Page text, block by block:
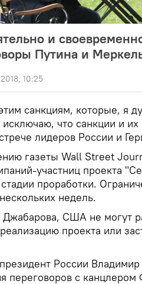
и
Путина и
10:25
санкциям, которые, я
исключаю, что санкции и
лидеров России и
газеты Wall Street
участниц проекта
проработки.
недель.
США не могут
проекта или
России
переговоров с